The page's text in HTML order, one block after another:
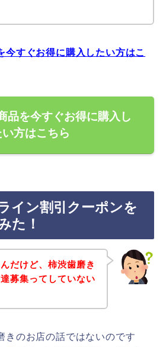
今すぐお得に購入したい方はこ
品を今すぐお得に購入し
い方はこちら
イン割引クーポンを
た！
だけど、柿渋歯磨き
募集ってしていない
きのお店の話ではないのです